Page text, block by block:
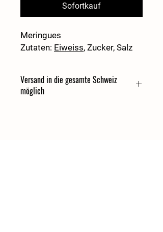
Sofortkauf
Meringues
Zutaten: Eiweiss, Zucker, Salz
Versand in die gesamte Schweiz
möglich